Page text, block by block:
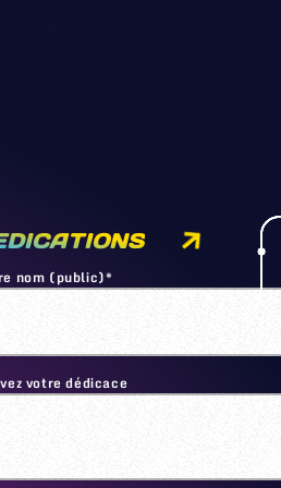
nom (public)*
votre dédicace